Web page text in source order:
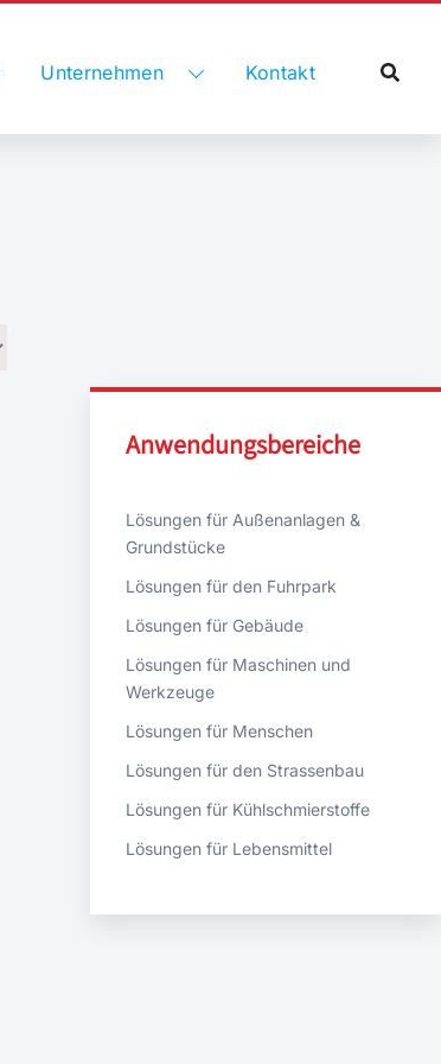
Unternehmen Kontakt
Anwendungsbereiche
Lösungen für Außenanlagen &
Grundstücke
Lösungen für den Fuhrpark
Lösungen für Gebäude
Lösungen für Maschinen und
Werkzeuge
Lösungen für Menschen
Lösungen für den Strassenbau
Lösungen für Kühlschmierstoffe
Lösungen für Lebensmittel